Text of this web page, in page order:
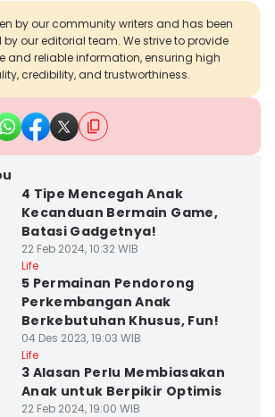
by our community writers and has been
our editorial team. We strive to provide
and reliable information, ensuring high
credibility, and trustworthiness.
4 Tipe Mencegah Anak
Kecanduan Bermain Game,
Batasi Gadgetnya!
22 Feb 2024, 10:32 WIB
Life
5 Permainan Pendorong
Perkembangan Anak
Berkebutuhan Khusus, Fun!
04 Des 2023, 19:03 WIB
Life
3 Alasan Perlu Membiasakan
Anak untuk Berpikir Optimis
22 Feb 2024, 19:00 WIB